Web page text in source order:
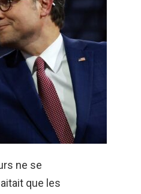
ne se
que les